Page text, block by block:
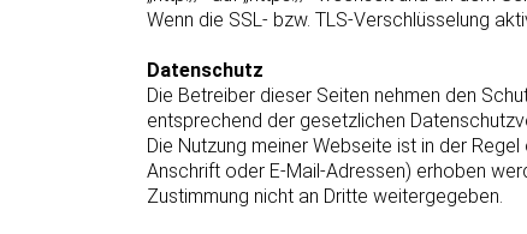
Wenn die SSL- bzw. TLS-Verschlüsselung
Datenschutz
Die Betreiber dieser Seiten nehmen den
entsprechend der gesetzlichen
Die Nutzung meiner Webseite ist in der
Anschrift oder E-Mail-Adressen) erhoben
Zustimmung nicht an Dritte weitergegeben.